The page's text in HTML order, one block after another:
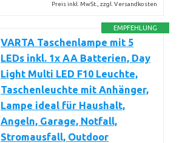
Preis inkl. MwSt., zzgl. Versandkosten
EMPFEHLUNG
VARTA Taschenlampe mit 5
LEDs inkl. 1x AA Batterien, Day
Light Multi LED F10 Leuchte,
Taschenleuchte mit Anhänger,
Lampe ideal für Haushalt,
Angeln, Garage, Notfall,
Stromausfall, Outdoor